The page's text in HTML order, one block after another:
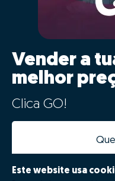
Vender a
melhor
Clica GO!
Este website usa